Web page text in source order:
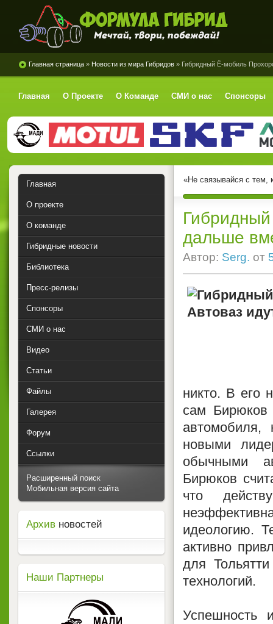
Формула Гибрид
Главная страница » Новости из мира Гибридов » Гибридный Ё-мобиль
Главная О Проекте О Команде СМИ о нас Спонсоры
«Не связывайся с тем,
дальше
Автор: Serg. от
никто. В его
сам Бирюков
новыми
обычными
Бирюков
что
идеологию.
активно
для
технологий.
Успешность
Главная
О проекте
О команде
Гибридные новости
Библиотека
Пресс-релизы
Спонсоры
СМИ о нас
Видео
Статьи
Файлы
Галерея
Форум
Ссылки
Расширенный поиск
Мобильная версия сайта
Архив новостей
Наши Партнеры